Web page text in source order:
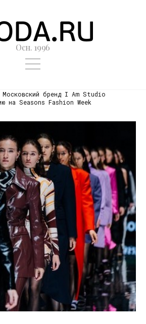
Осн. 1996
Московский бренд I Am Studio
на Seasons Fashion Week